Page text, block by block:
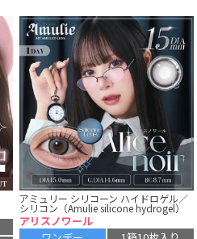
アミュリー シリコーン ハイドロゲル／
シリコン（Amulie silicone hydrogel）
アリスノワール